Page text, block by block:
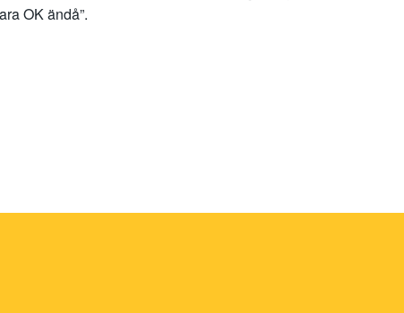
OK ändå”.